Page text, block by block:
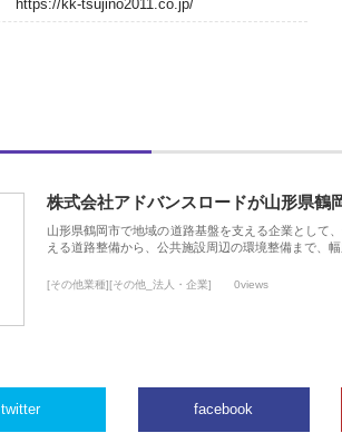
https://kk-tsujino2011.co.jp/
株式会社アドバンスロードが山形県鶴
山形県鶴岡市で地域の道路基盤を支える企業として
える道路整備から、公共施設周辺の環境整備まで、
[その他業種][その他_法人・企業] 0views
twitter facebook